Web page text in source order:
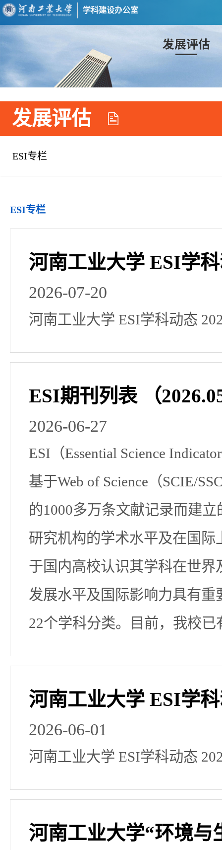
学科建设办公室
发展评估
ESI专栏
ESI专栏
河南工业大学 ESI学
2026-07-20
河南工业大学 ESI学科动态
ESI期刊列表 （
2026-06-27
ESI（Essential Science
基于Web of Science（SCIE/
的1000多万条文献记录而建
研究机构的学术水平及在国
于国内高校认识其学科在世
发展水平及国际影响力具有
22个学科分类。目前，我校
河南工业大学 ESI学
2026-06-01
河南工业大学 ESI学科动态
河南工业大学“环境与